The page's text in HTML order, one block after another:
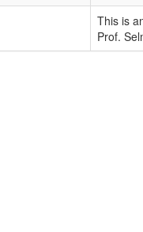
This is
Prof.